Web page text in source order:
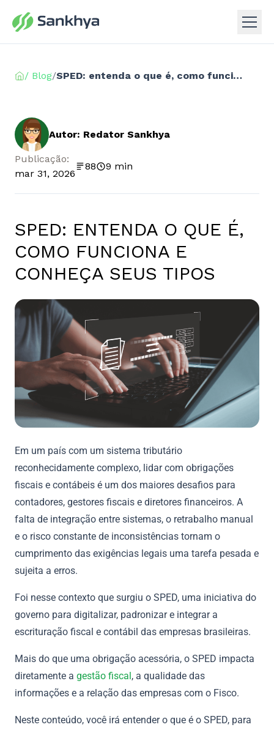
/ Blog/ SPED: entenda o que é, como funciona e conheça seus tipos
Autor: Redator Sankhya
Publicação:
mar 31, 2026
88 9 min
SPED: ENTENDA O QUE É,
COMO FUNCIONA E
CONHEÇA SEUS TIPOS
Em um país com um sistema tributário
reconhecidamente complexo, lidar com obrigações
fiscais e contábeis é um dos maiores desafios para
contadores, gestores fiscais e diretores financeiros. A
falta de integração entre sistemas, o retrabalho manual
e o risco constante de inconsistências tornam o
cumprimento das exigências legais uma tarefa pesada e
sujeita a erros.
Foi nesse contexto que surgiu o SPED, uma iniciativa do
governo para digitalizar, padronizar e integrar a
escrituração fiscal e contábil das empresas brasileiras.
Mais do que uma obrigação acessória, o SPED impacta
diretamente a gestão fiscal, a qualidade das
informações e a relação das empresas com o Fisco.
Neste conteúdo, você irá entender o que é o SPED, para